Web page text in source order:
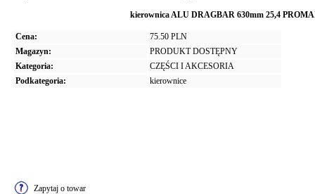
kierownica ALU DRAGBAR 630mm 25,4
Cena:
75.50 PLN
Magazyn:
PRODUKT DOSTĘPNY
Kategoria:
CZĘŚCI I AKCESORIA
Podkategoria:
kierownice
Zapytaj o towar